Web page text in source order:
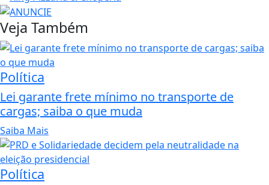
Veja Também
Política
Lei garante frete mínimo no transporte de
cargas; saiba o que muda
Saiba Mais
Política